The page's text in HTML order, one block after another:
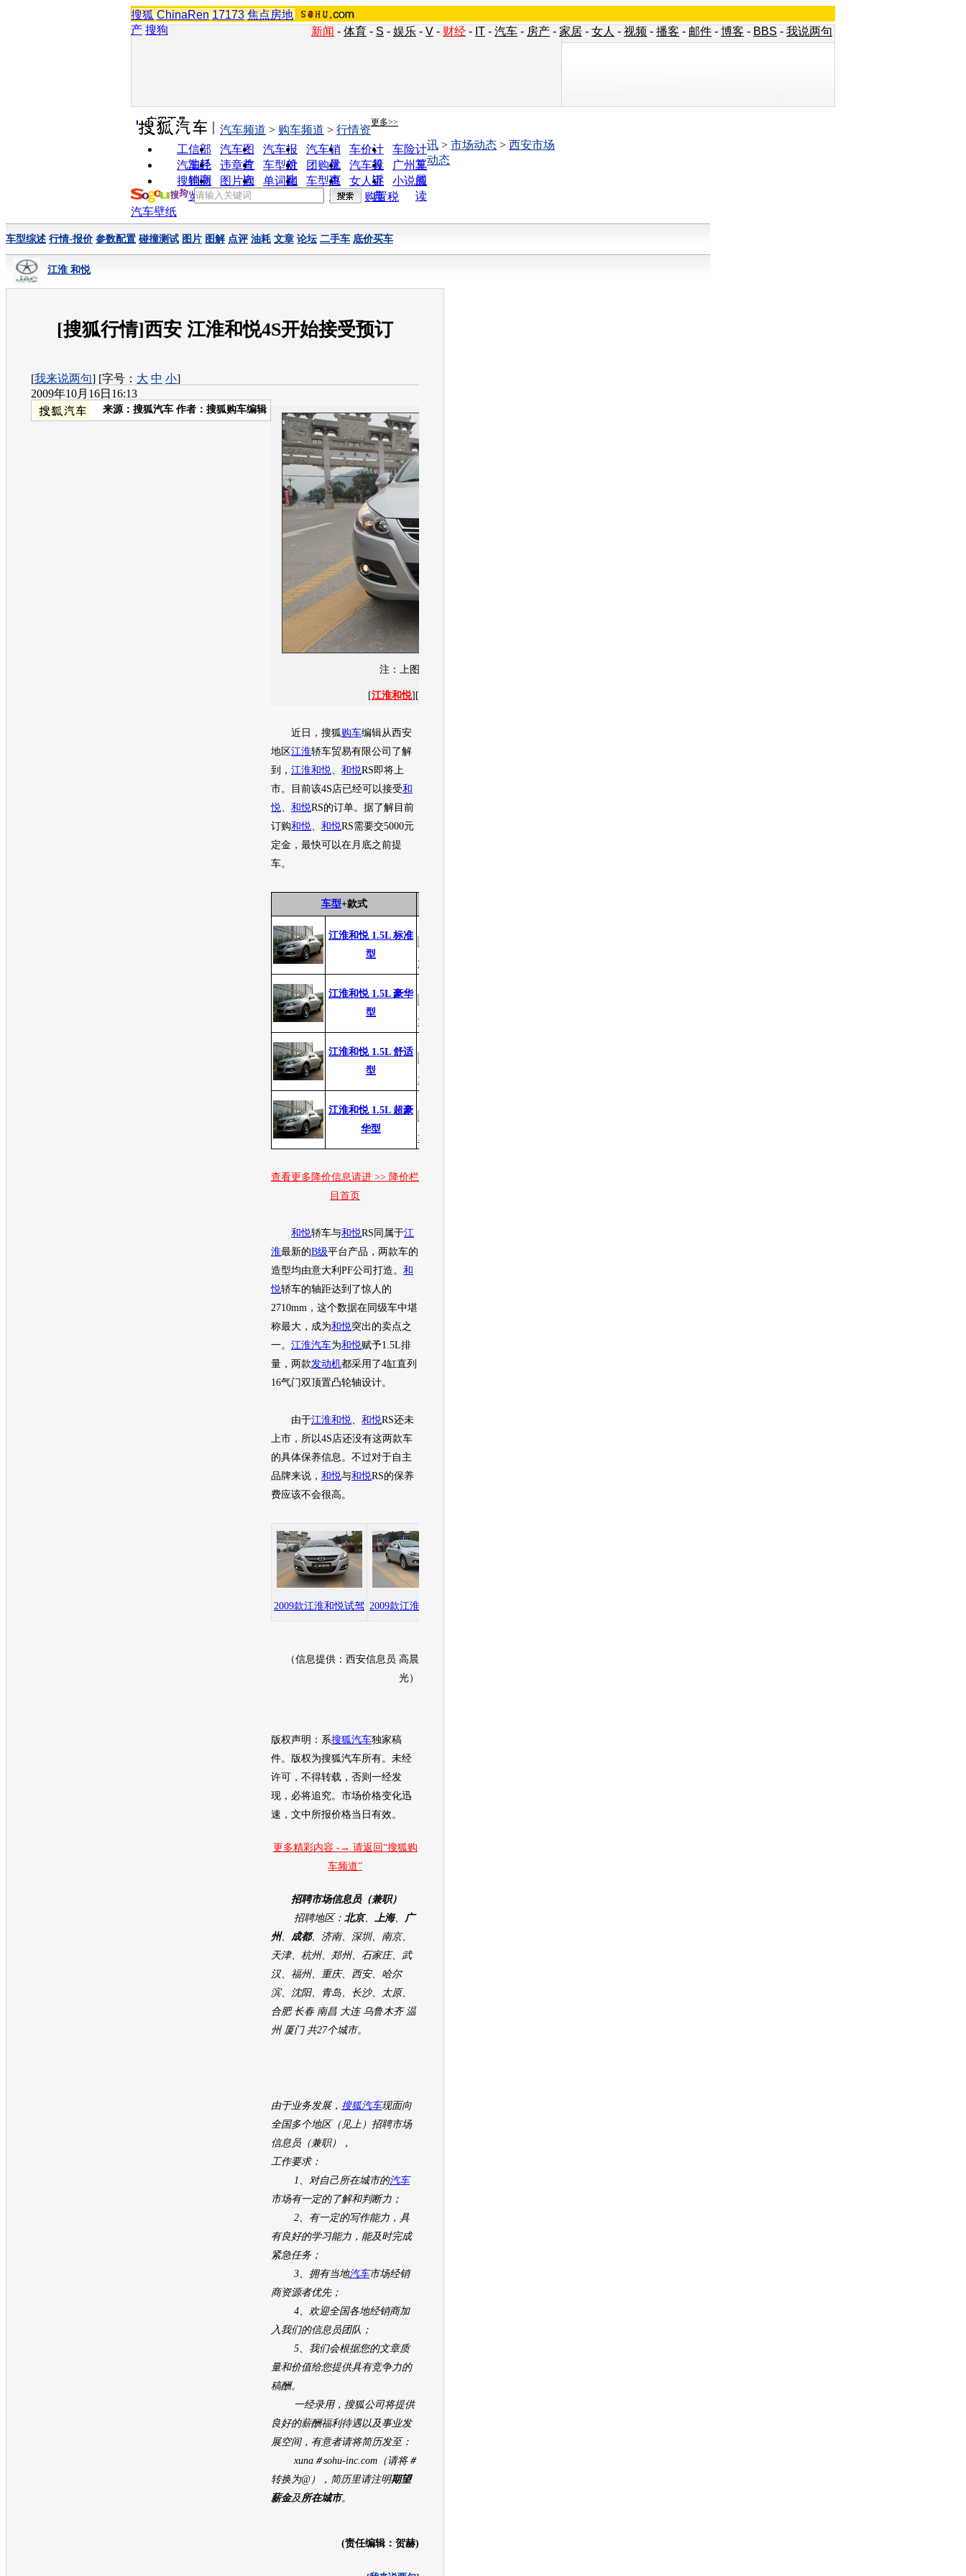
搜狐 ChinaRen 17173 焦点房地
产 搜狗 新闻 - 体育 - S - 娱乐 - V - 财经 - IT - 汽车 - 房产 - 家居 - 女人 - 视频 - 播客 - 邮件 - 博客 - BBS - 我说两句
实用工具 更多>>
工信部
油耗
汽车图
片
汽车报
价
汽车销
量
车价计
算
车险计
算
汽车经
销商
违章查
询
车型对
比
团购优
惠
汽车投
诉
广州车
展
搜狗浏
览器
图片欣
赏
单词翻
车型查
询
女人宝
典
小说阅
读
汽车频道 > 购车频道 > 行情资
讯 > 市场动态 > 西安市场
动态
购置税
汽车壁纸
车型综述 行情-报价 参数配置 碰撞测试 图片 图解 点评 油耗 文章 论坛 二手车 底价买车
江淮 和悦
[搜狐行情]西安 江淮和悦4S开始接受预订
[我来说两句] [字号： 大 中 小]
2009年10月16日16:13
来源： 搜狐汽车 作者：搜狐购车编辑
注：上图为资料图片 与信息来源无关
[江淮和悦][
近日，搜狐 购车编辑从西安
地区江淮轿车贸易有限公司了解
到， 江淮和悦 和悦RS即将上
市。目前该4S店已经可以接受和
悦
和悦RS的订单。据了解目前
订购和悦 和悦RS需要交5000元
定金，最快可以在月底之前提
车。
车型+款式
江淮和悦 1.5L 标准
型
江淮和悦 1.5L 豪华
型
江淮和悦 1.5L 舒适
型
江淮和悦 1.5L 超豪
华型
查看更多降价信息请进 >> 降价栏
目首页
和悦轿车与和悦RS同属于江
淮最新的B级平台产品，两款车的
造型均由意大利PF公司打造。 和
悦轿车的轴距达到了惊人的
2710mm，这个数据在同级车中堪
称最大，成为和悦突出的卖点之
一。 江淮汽车为和悦赋予1.5L排
量，两款发动机都采用了4缸直列
16气门双顶置凸轮轴设计。
由于江淮和悦 和悦RS还未
上市，所以4S店还没有这两款车
的具体保养信息。不过对于自主
品牌来说， 和悦与和悦RS的保养
费应该不会很高。
2009款江淮和悦试驾 2009款江淮和悦试驾
（信息提供：西安信息员 高晨
光）
版权声明：系搜狐汽车独家稿
件。版权为搜狐汽车所有。未经
许可，不得转载，否则一经发
现，必将追究。市场价格变化迅
速，文中所报价格当日有效。
更多精彩内容 -→ 请返回“搜狐购
车频道”
招聘市场信息员（兼职）
招聘地区： 北京、 上海、
广
州、 成都、济南、深圳、南京、
天津、杭州、郑州、石家庄、武
汉、福州、重庆、西安、哈尔
滨、沈阳、青岛、长沙、太原、
合肥 长春 南昌 大连 乌鲁木齐 温
州 厦门 共27个城市。
由于业务发展， 搜狐汽车现面向
全国多个地区（见上）招聘市场
信息员（兼职），
工作要求：
1、对自己所在城市的汽车
市场有一定的了解和判断力；
2、有一定的写作能力，具
有良好的学习能力，能及时完成
紧急任务；
3、拥有当地汽车市场经销
商资源者优先；
4、欢迎全国各地经销商加
入我们的信息员团队；
5、我们会根据您的文章质
量和价值给您提供具有竞争力的
稿酬。
一经录用，搜狐公司将提供
良好的薪酬福利待遇以及事业发
展空间，有意者请将简历发至：
xuna＃sohu-inc.com（请将＃
转换为@），简历里请注明期望
薪金及 所在城市。
(责任编辑：贺赫)